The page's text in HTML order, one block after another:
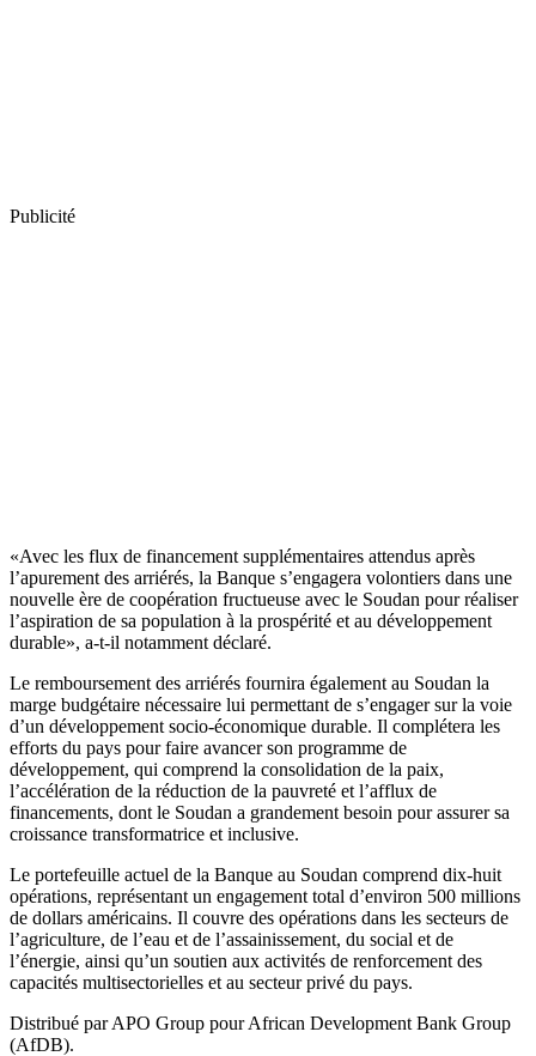
Publicité
«Avec les flux de financement supplémentaires attendus après
l’apurement des arriérés, la Banque s’engagera volontiers dans une
nouvelle ère de coopération fructueuse avec le Soudan pour réaliser
l’aspiration de sa population à la prospérité et au développement
durable», a-t-il notamment déclaré.
Le remboursement des arriérés fournira également au Soudan la
marge budgétaire nécessaire lui permettant de s’engager sur la voie
d’un développement socio‑économique durable. Il complétera les
efforts du pays pour faire avancer son programme de
développement, qui comprend la consolidation de la paix,
l’accélération de la réduction de la pauvreté et l’afflux de
financements, dont le Soudan a grandement besoin pour assurer sa
croissance transformatrice et inclusive.
Le portefeuille actuel de la Banque au Soudan comprend dix-huit
opérations, représentant un engagement total d’environ 500 millions
de dollars américains. Il couvre des opérations dans les secteurs de
l’agriculture, de l’eau et de l’assainissement, du social et de
l’énergie, ainsi qu’un soutien aux activités de renforcement des
capacités multisectorielles et au secteur privé du pays.
Distribué par APO Group pour African Development Bank Group
(AfDB).